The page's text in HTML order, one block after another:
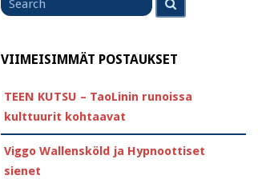
for
VIIMEISIMMÄT POSTAUKSET
TEEN KUTSU – TaoLinin runoissa
kulttuurit kohtaavat
Viggo Wallensköld ja Hypnoottiset
sienet